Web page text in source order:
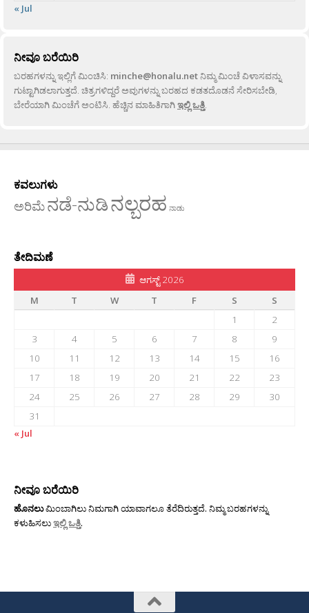
« Jul
ನೀವೂ ಬರೆಯಿರಿ
ಬರಹಗಳನ್ನು ಇಲ್ಲಿಗೆ ಮಿಂಚಿಸಿ: minche@honalu.netನಿಮ್ಮ ಮಿಂಚೆ ವಿಳಾಸವನ್ನು
ಗುಟ್ಟಾಗಿಡಲಾಗುತ್ತದೆ. ಚಿತ್ರಗಳಿದ್ದರೆ ಅವುಗಳನ್ನು ಬರಹದ ಕಡತದೊಡನೆ ಸೇರಿಸಬೇಡಿ,
ಬೇರೆಯಾಗಿ ಮಿಂಚೆಗೆ ಅಂಟಿಸಿ. ಹೆಚ್ಚಿನ ಮಾಹಿತಿಗಾಗಿಇಲ್ಲಿ ಒತ್ತಿ.
ಕವಲುಗಳು
ಅರಿಮೆನಡೆ-ನುಡಿನಲ್ಬರಹ ನಾಡು
ತೇದಿಮಣೆ
ಆಗಸ್ಟ್ 2026
M
T W T F S
S
1
2
3
4 5 6 7 8
9
10
11 12 13 14 15
16
17
18 19 20 21 22
23
24
25 26 27 28 29
30
31
« Jul
ನೀವೂ ಬರೆಯಿರಿ
ಹೊನಲುಮಿಂಬಾಗಿಲು ನಿಮಗಾಗಿ ಯಾವಾಗಲೂ ತೆರೆದಿರುತ್ತದೆ. ನಿಮ್ಮ ಬರಹಗಳನ್ನು
ಕಳುಹಿಸಲುಇಲ್ಲಿ ಒತ್ತಿ.